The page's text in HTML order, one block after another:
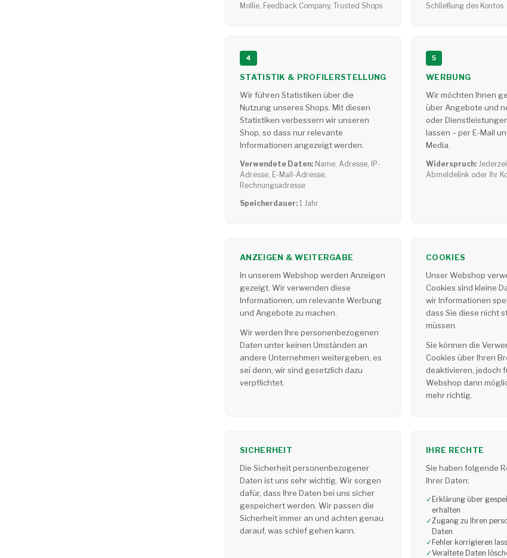
Mollie, Feedback Company, Trusted Shops
Schließung des Kontos
4
STATISTIK & PROFILERSTELLUNG
Wir führen Statistiken über die
Nutzung unseres Shops. Mit diesen
Statistiken verbessern wir unseren
Shop, so dass nur relevante
Informationen angezeigt werden.
Verwendete Daten: Name, Adresse, IP-
Adresse, E-Mail-Adresse,
Rechnungsadresse
Speicherdauer: 1 Jahr
5
WERBUNG
Wir möchten Ihnen
über Angebote und
oder
lassen – per E-Mail
Media.
Widerspruch:
Abmeldelink oder Ihr
ANZEIGEN & WEITERGABE
In unserem Webshop werden Anzeigen
gezeigt. Wir verwenden diese
Informationen, um relevante Werbung
und Angebote zu machen.
Wir werden Ihre personenbezogenen
Daten unter keinen Umständen an
andere Unternehmen weitergeben, es
sei denn, wir sind gesetzlich dazu
verpflichtet.
COOKIES
Unser Webshop
Cookies sind kleine
wir Informationen
dass Sie diese nicht
müssen.
Sie können die
Cookies über Ihren
deaktivieren, jedoch
Webshop dann
mehr richtig.
SICHERHEIT
Die Sicherheit personenbezogener
Daten ist uns sehr wichtig. Wir sorgen
dafür, dass Ihre Daten bei uns sicher
gespeichert werden. Wir passen die
Sicherheit immer an und achten genau
darauf, was schief gehen kann.
IHRE RECHTE
Sie haben folgende
Ihrer Daten:
✓ Erklärung über
erhalten
✓Zugang zu Ihren
Daten
✓ Fehler korrigieren
✓Veraltete Daten